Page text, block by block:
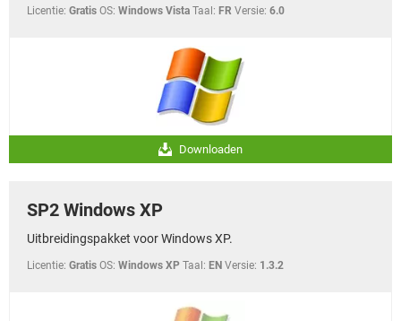
Licentie: Gratis OS: Windows Vista Taal: FR Versie: 6.0
Downloaden
SP2 Windows XP
Uitbreidingspakket voor Windows XP.
Licentie: Gratis OS: Windows XP Taal: EN Versie: 1.3.2